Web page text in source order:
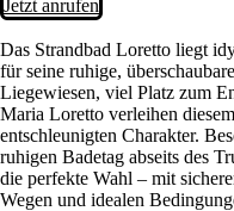
Jetzt anrufen
Das Strandbad Loretto liegt
für seine ruhige,
Liegewiesen, viel Platz zum
Maria Loretto verleihen
entschleunigten Charakter.
ruhigen Badetag abseits des
die perfekte Wahl – mit
Wegen und idealen